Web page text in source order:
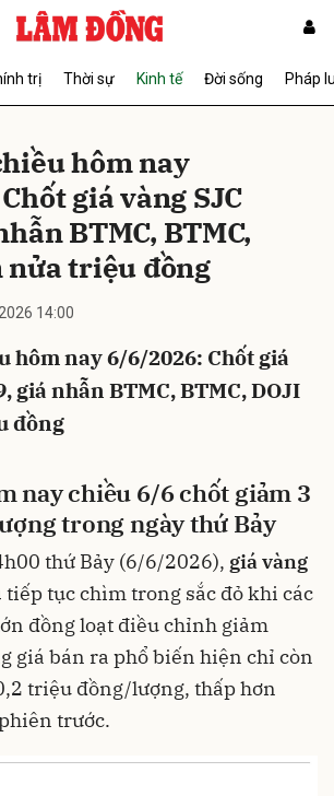
trị Thời sự Kinh tế Đời sống Pháp
hôm nay
giá vàng SJC
BTMC, BTMC,
nửa triệu đồng
14:00
hôm nay 6/6/2026: Chốt giá
giá nhẫn BTMC, BTMC, DOJI
đồng
nay chiều 6/6 chốt giảm 3
trong ngày thứ Bảy
thứ Bảy (6/6/2026), giá vàng
tiếp tục chìm trong sắc đỏ khi các
đồng loạt điều chỉnh giảm
giá bán ra phổ biến hiện chỉ còn
triệu đồng/lượng, thấp hơn
trước.